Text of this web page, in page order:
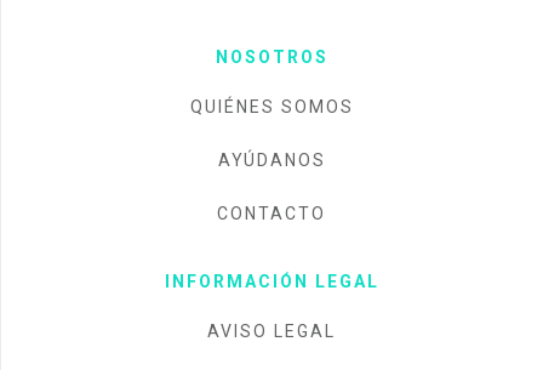
NOSOTROS
QUIÉNES SOMOS
AYÚDANOS
CONTACTO
INFORMACIÓN LEGAL
AVISO LEGAL